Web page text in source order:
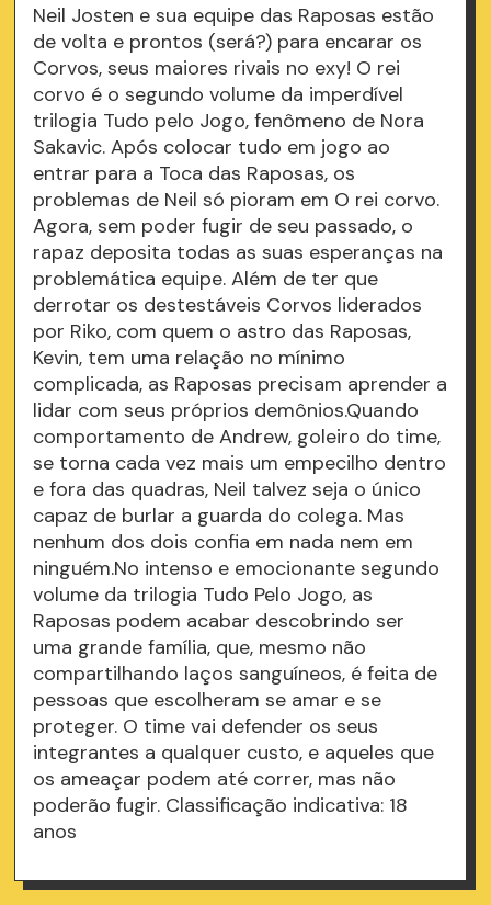
Neil Josten e sua equipe das Raposas estão
de volta e prontos (será?) para encarar os
Corvos, seus maiores rivais no exy! O rei
corvo é o segundo volume da imperdível
trilogia Tudo pelo Jogo, fenômeno de Nora
Sakavic. Após colocar tudo em jogo ao
entrar para a Toca das Raposas, os
problemas de Neil só pioram em O rei corvo.
Agora, sem poder fugir de seu passado, o
rapaz deposita todas as suas esperanças na
problemática equipe. Além de ter que
derrotar os destestáveis Corvos liderados
por Riko, com quem o astro das Raposas,
Kevin, tem uma relação no mínimo
complicada, as Raposas precisam aprender a
lidar com seus próprios demônios.Quando
comportamento de Andrew, goleiro do time,
se torna cada vez mais um empecilho dentro
e fora das quadras, Neil talvez seja o único
capaz de burlar a guarda do colega. Mas
nenhum dos dois confia em nada nem em
ninguém.No intenso e emocionante segundo
volume da trilogia Tudo Pelo Jogo, as
Raposas podem acabar descobrindo ser
uma grande família, que, mesmo não
compartilhando laços sanguíneos, é feita de
pessoas que escolheram se amar e se
proteger. O time vai defender os seus
integrantes a qualquer custo, e aqueles que
os ameaçar podem até correr, mas não
poderão fugir. Classificação indicativa: 18
anos